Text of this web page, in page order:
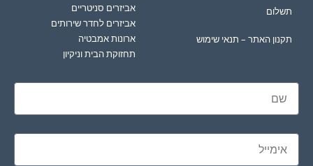
תשלום
תקנון האתר – תנאי שימוש
אביזרים סניטריים
אביזרים לחדר שירותים
ארונות אמבטיה
תחזוקת הבית וניקיון